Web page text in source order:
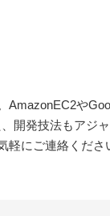
や
開発技法もアジ
軽にご連絡くださ